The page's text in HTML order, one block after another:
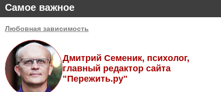
Самое важное
Любовная зависимость
Дмитрий Семеник, психолог,
главный редактор сайта
"Пережить.ру"